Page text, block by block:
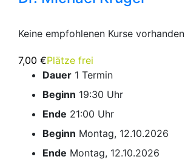
Keine empfohlenen Kurse vorhanden
7,00 €Plätze frei
Dauer 1 Termin
Beginn 19:30 Uhr
Ende 21:00 Uhr
Beginn Montag, 12.10.2026
Ende Montag, 12.10.2026